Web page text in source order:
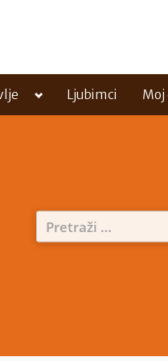
Toggle
menu
Ljubimci Moj
Pretraži: